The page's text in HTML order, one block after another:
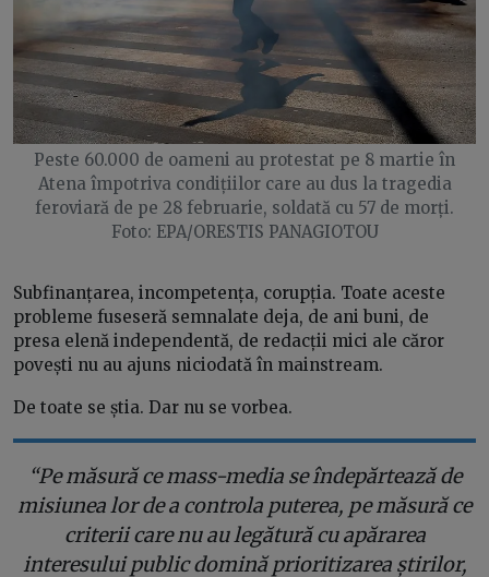
Peste 60.000 de oameni au protestat pe 8 martie în
Atena împotriva condițiilor care au dus la tragedia
feroviară de pe 28 februarie, soldată cu 57 de morți.
Foto: EPA/ORESTIS PANAGIOTOU
Subfinanțarea, incompetența, corupția. Toate aceste
probleme fuseseră semnalate deja, de ani buni, de
presa elenă independentă, de redacții mici ale căror
povești nu au ajuns niciodată în mainstream.
De toate se știa. Dar nu se vorbea.
“Pe măsură ce mass-media se îndepărtează de
misiunea lor de a controla puterea, pe măsură ce
criterii care nu au legătură cu apărarea
interesului public domină prioritizarea știrilor,